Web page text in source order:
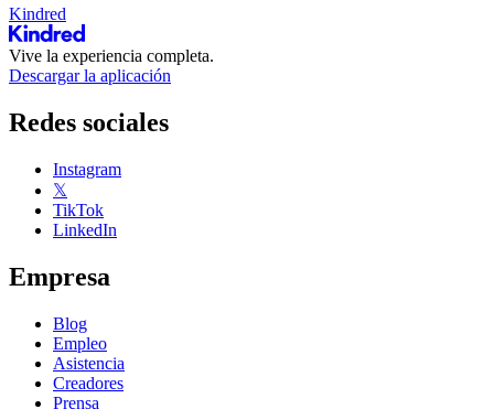
Kindred
Vive la experiencia completa.
Descargar la aplicación
Redes sociales
Instagram
𝕏
TikTok
LinkedIn
Empresa
Blog
Empleo
Asistencia
Creadores
Prensa